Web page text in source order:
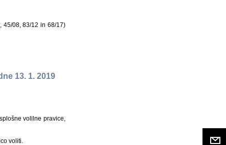
45/08, 83/12 in 68/17)
13. 1. 2019
volilne pravice,
voliti.